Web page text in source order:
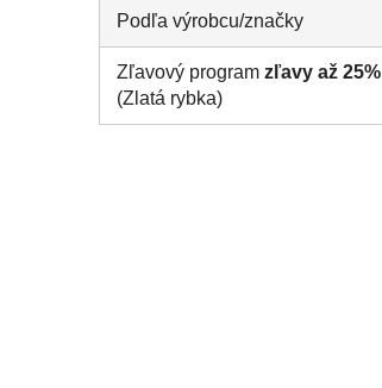
Podľa výrobcu/značky
Zľavový program zľavy až 25%
(Zlatá rybka)